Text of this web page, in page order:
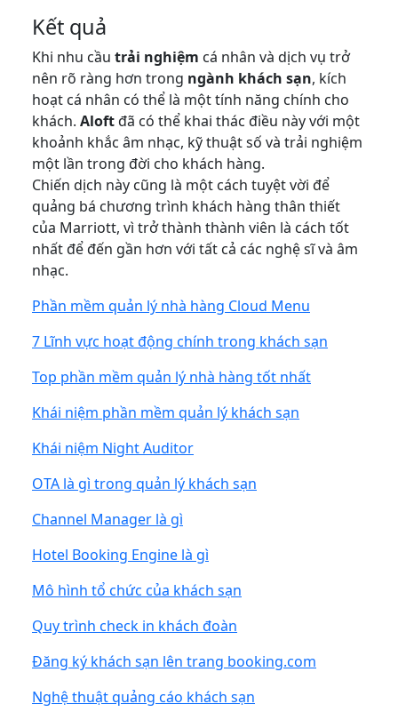
Kết quả
Khi nhu cầu trải nghiệm cá nhân và dịch vụ trở
nên rõ ràng hơn trong ngành khách sạn, kích
hoạt cá nhân có thể là một tính năng chính cho
khách. Aloftđã có thể khai thác điều này với một
khoảnh khắc âm nhạc, kỹ thuật số và trải nghiệm
một lần trong đời cho khách hàng.
Chiến dịch này cũng là một cách tuyệt vời để
quảng bá chương trình khách hàng thân thiết
của Marriott, vì trở thành thành viên là cách tốt
nhất để đến gần hơn với tất cả các nghệ sĩ và âm
nhạc.
Phần mềm quản lý nhà hàng Cloud Menu
7 Lĩnh vực hoạt động chính trong khách sạn
Top phần mềm quản lý nhà hàng tốt nhất
Khái niệm phần mềm quản lý khách sạn
Khái niệm Night Auditor
OTA là gì trong quản lý khách sạn
Channel Manager là gì
Hotel Booking Engine là gì
Mô hình tổ chức của khách sạn
Quy trình check in khách đoàn
Đăng ký khách sạn lên trang booking.com
Nghệ thuật quảng cáo khách sạn